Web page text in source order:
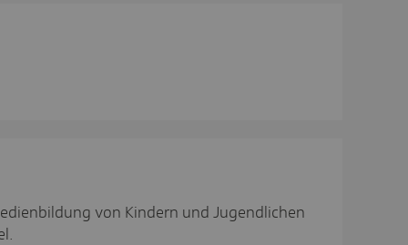
von Kindern und Jugendlichen